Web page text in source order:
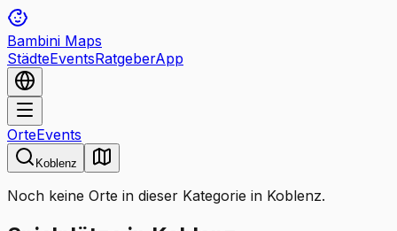
Bambini Maps
StädteEventsRatgeberApp
OrteEvents
Koblenz
Noch keine Orte in dieser Kategorie in Koblenz.